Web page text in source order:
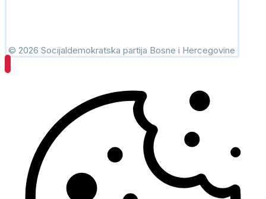
© 2026 Socijaldemokratska partija Bosne i Hercegovine